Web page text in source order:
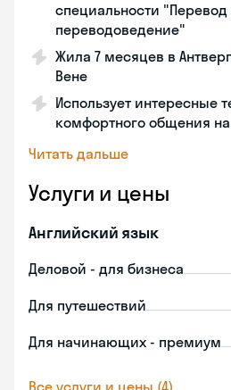
специальности "Перевод
переводоведение"
Жила 7 месяцев в
Вене
Использует интересные
комфортного общения
Читать дальше
Услуги и цены
Английский язык
Деловой - для бизнеса
Для путешествий
Для начинающих - премиум
Все услуги и цены (4)